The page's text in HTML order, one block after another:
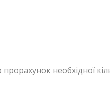
необхідної